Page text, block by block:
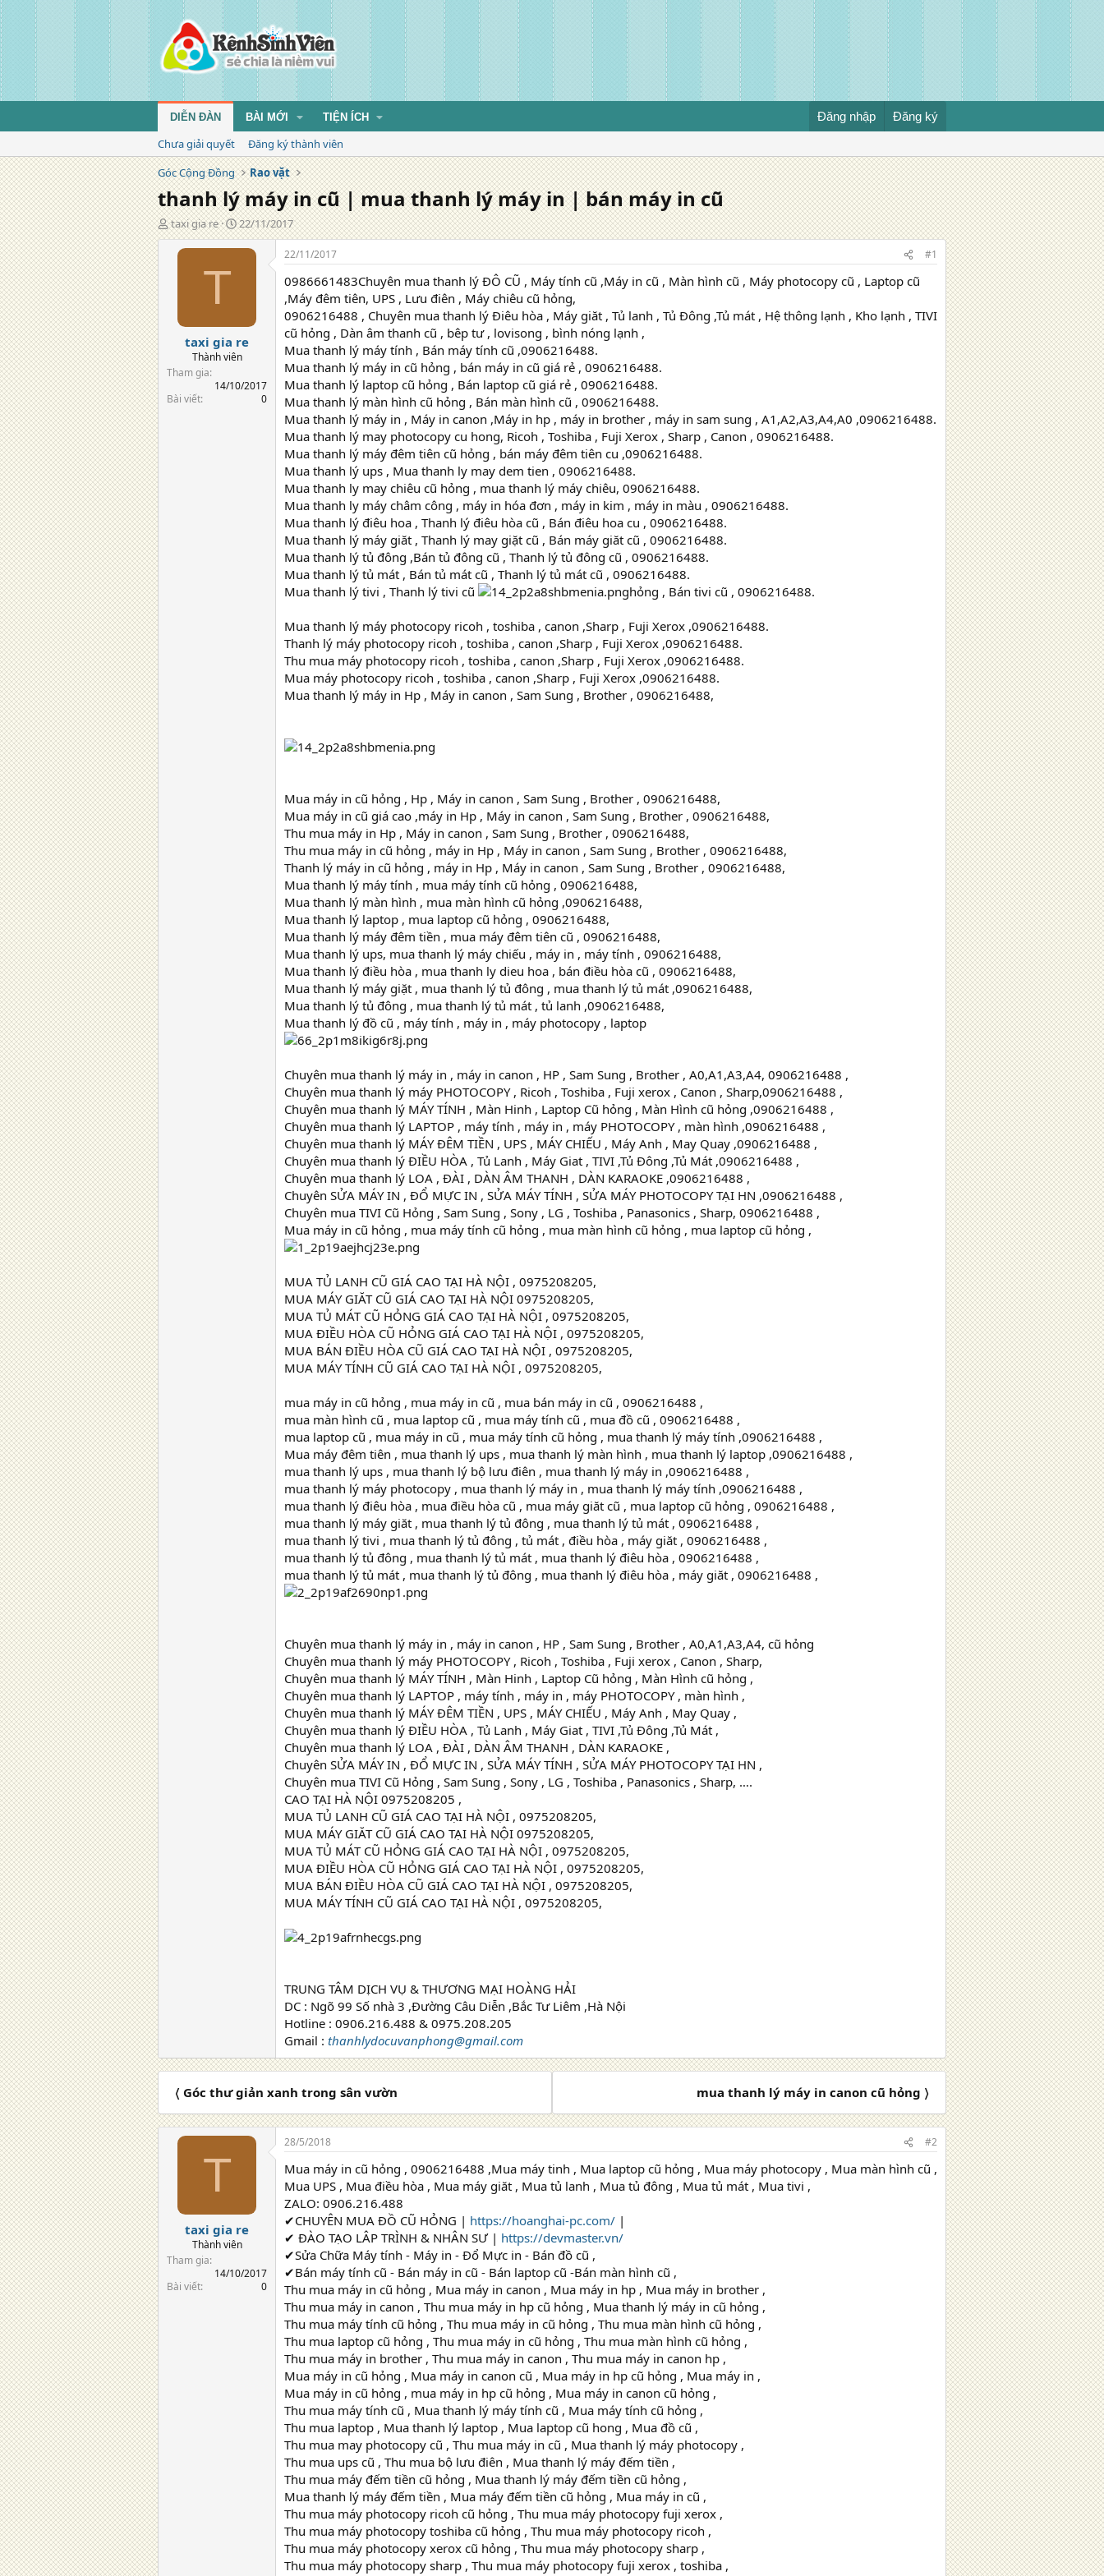
DIỄN ĐÀN BÀI MỚI TIỆN ÍCH Đăng nhập Đăng ký
Chưa giải quyết
Đăng ký thành viên
Góc Cộng Đồng
Rao vặt
thanh lý máy in cũ | mua thanh lý máy in | bán máy in cũ
T
á
taxi gia re
N
g
à
g
22/11/2017
T
taxi gia re
Thành viên
Tham gia
14/10/2017
Bài viết
0
22/11/2017 #1
0986661483Chuyên mua thanh lý ĐÔ CŨ , Máy tính cũ ,Máy in cũ , Màn hình cũ , Máy photocopy cũ , Laptop cũ
,Máy đêm tiên, UPS , Lưu điên , Máy chiêu cũ hỏng,
0906216488 , Chuyên mua thanh lý Điêu hòa , Máy giăt , Tủ lanh , Tủ Đông ,Tủ mát , Hệ thông lạnh , Kho lạnh , TIVI
cũ hỏng , Dàn âm thanh cũ , bêp tư , lovisong , bình nóng lạnh ,
Mua thanh lý máy tính , Bán máy tính cũ ,0906216488.
Mua thanh lý máy in cũ hỏng , bán máy in cũ giá rẻ , 0906216488.
Mua thanh lý laptop cũ hỏng , Bán laptop cũ giá rẻ , 0906216488.
Mua thanh lý màn hình cũ hỏng , Bán màn hình cũ , 0906216488.
Mua thanh lý máy in , Máy in canon ,Máy in hp , máy in brother , máy in sam sung , A1,A2,A3,A4,A0 ,0906216488.
Mua thanh lý may photocopy cu hong, Ricoh , Toshiba , Fuji Xerox , Sharp , Canon , 0906216488.
Mua thanh lý máy đêm tiên cũ hỏng , bán máy đêm tiên cu ,0906216488.
Mua thanh lý ups , Mua thanh ly may dem tien , 0906216488.
Mua thanh ly may chiêu cũ hỏng , mua thanh lý máy chiêu, 0906216488.
Mua thanh ly máy châm công , máy in hóa đơn , máy in kim , máy in màu , 0906216488.
Mua thanh lý điêu hoa , Thanh lý điêu hòa cũ , Bán điêu hoa cu , 0906216488.
Mua thanh lý máy giăt , Thanh lý may giặt cũ , Bán máy giăt cũ , 0906216488.
Mua thanh lý tủ đông ,Bán tủ đông cũ , Thanh lý tủ đông cũ , 0906216488.
Mua thanh lý tủ mát , Bán tủ mát cũ , Thanh lý tủ mát cũ , 0906216488.
Mua thanh lý tivi , Thanh lý tivi cũ
hỏng , Bán tivi cũ , 0906216488.
Mua thanh lý máy photocopy ricoh , toshiba , canon ,Sharp , Fuji Xerox ,0906216488.
Thanh lý máy photocopy ricoh , toshiba , canon ,Sharp , Fuji Xerox ,0906216488.
Thu mua máy photocopy ricoh , toshiba , canon ,Sharp , Fuji Xerox ,0906216488.
Mua máy photocopy ricoh , toshiba , canon ,Sharp , Fuji Xerox ,0906216488.
Mua thanh lý máy in Hp , Máy in canon , Sam Sung , Brother , 0906216488,
Mua máy in cũ hỏng , Hp , Máy in canon , Sam Sung , Brother , 0906216488,
Mua máy in cũ giá cao ,máy in Hp , Máy in canon , Sam Sung , Brother , 0906216488,
Thu mua máy in Hp , Máy in canon , Sam Sung , Brother , 0906216488,
Thu mua máy in cũ hỏng , máy in Hp , Máy in canon , Sam Sung , Brother , 0906216488,
Thanh lý máy in cũ hỏng , máy in Hp , Máy in canon , Sam Sung , Brother , 0906216488,
Mua thanh lý máy tính , mua máy tính cũ hỏng , 0906216488,
Mua thanh lý màn hình , mua màn hình cũ hỏng ,0906216488,
Mua thanh lý laptop , mua laptop cũ hỏng , 0906216488,
Mua thanh lý máy đêm tiền , mua máy đêm tiên cũ , 0906216488,
Mua thanh lý ups, mua thanh lý máy chiếu , máy in , máy tính , 0906216488,
Mua thanh lý điều hòa , mua thanh ly dieu hoa , bán điều hòa cũ , 0906216488,
Mua thanh lý máy giặt , mua thanh lý tủ đông , mua thanh lý tủ mát ,0906216488,
Mua thanh lý tủ đông , mua thanh lý tủ mát , tủ lanh ,0906216488,
Mua thanh lý đồ cũ , máy tính , máy in , máy photocopy , laptop
Chuyên mua thanh lý máy in , máy in canon , HP , Sam Sung , Brother , A0,A1,A3,A4, 0906216488 ,
Chuyên mua thanh lý máy PHOTOCOPY , Ricoh , Toshiba , Fuji xerox , Canon , Sharp,0906216488 ,
Chuyên mua thanh lý MÁY TÍNH , Màn Hinh , Laptop Cũ hỏng , Màn Hình cũ hỏng ,0906216488 ,
Chuyên mua thanh lý LAPTOP , máy tính , máy in , máy PHOTOCOPY , màn hình ,0906216488 ,
Chuyên mua thanh lý MÁY ĐÊM TIỀN , UPS , MÁY CHIẾU , Máy Anh , May Quay ,0906216488 ,
Chuyên mua thanh lý ĐIỀU HÒA , Tủ Lanh , Máy Giat , TIVI ,Tủ Đông ,Tủ Mát ,0906216488 ,
Chuyên mua thanh lý LOA , ĐÀI , DÀN ÂM THANH , DÀN KARAOKE ,0906216488 ,
Chuyên SỬA MÁY IN , ĐỔ MỰC IN , SỬA MÁY TÍNH , SỬA MÁY PHOTOCOPY TẠI HN ,0906216488 ,
Chuyên mua TIVI Cũ Hỏng , Sam Sung , Sony , LG , Toshiba , Panasonics , Sharp, 0906216488 ,
Mua máy in cũ hỏng , mua máy tính cũ hỏng , mua màn hình cũ hỏng , mua laptop cũ hỏng ,
MUA TỦ LANH CŨ GIÁ CAO TẠI HÀ NỘI , 0975208205,
MUA MÁY GIĂT CŨ GIÁ CAO TẠI HÀ NỘI 0975208205,
MUA TỦ MÁT CŨ HỎNG GIÁ CAO TẠI HÀ NỘI , 0975208205,
MUA ĐIỀU HÒA CŨ HỎNG GIÁ CAO TẠI HÀ NỘI , 0975208205,
MUA BÁN ĐIỀU HÒA CŨ GIÁ CAO TẠI HÀ NỘI , 0975208205,
MUA MÁY TÍNH CŨ GIÁ CAO TẠI HÀ NỘI , 0975208205,
mua máy in cũ hỏng , mua máy in cũ , mua bán máy in cũ , 0906216488 ,
mua màn hình cũ , mua laptop cũ , mua máy tính cũ , mua đồ cũ , 0906216488 ,
mua laptop cũ , mua máy in cũ , mua máy tính cũ hỏng , mua thanh lý máy tính ,0906216488 ,
Mua máy đêm tiên , mua thanh lý ups , mua thanh lý màn hình , mua thanh lý laptop ,0906216488 ,
mua thanh lý ups , mua thanh lý bộ lưu điên , mua thanh lý máy in ,0906216488 ,
mua thanh lý máy photocopy , mua thanh lý máy in , mua thanh lý máy tính ,0906216488 ,
mua thanh lý điêu hòa , mua điều hòa cũ , mua máy giăt cũ , mua laptop cũ hỏng , 0906216488 ,
mua thanh lý máy giăt , mua thanh lý tủ đông , mua thanh lý tủ mát , 0906216488 ,
mua thanh lý tivi , mua thanh lý tủ đông , tủ mát , điều hòa , máy giăt , 0906216488 ,
mua thanh lý tủ đông , mua thanh lý tủ mát , mua thanh lý điêu hòa , 0906216488 ,
mua thanh lý tủ mát , mua thanh lý tủ đông , mua thanh lý điêu hòa , máy giăt , 0906216488 ,
Chuyên mua thanh lý máy in , máy in canon , HP , Sam Sung , Brother , A0,A1,A3,A4, cũ hỏng
Chuyên mua thanh lý máy PHOTOCOPY , Ricoh , Toshiba , Fuji xerox , Canon , Sharp,
Chuyên mua thanh lý MÁY TÍNH , Màn Hinh , Laptop Cũ hỏng , Màn Hình cũ hỏng ,
Chuyên mua thanh lý LAPTOP , máy tính , máy in , máy PHOTOCOPY , màn hình ,
Chuyên mua thanh lý MÁY ĐÊM TIỀN , UPS , MÁY CHIẾU , Máy Anh , May Quay ,
Chuyên mua thanh lý ĐIỀU HÒA , Tủ Lanh , Máy Giat , TIVI ,Tủ Đông ,Tủ Mát ,
Chuyên mua thanh lý LOA , ĐÀI , DÀN ÂM THANH , DÀN KARAOKE ,
Chuyên SỬA MÁY IN , ĐỔ MỰC IN , SỬA MÁY TÍNH , SỬA MÁY PHOTOCOPY TẠI HN ,
Chuyên mua TIVI Cũ Hỏng , Sam Sung , Sony , LG , Toshiba , Panasonics , Sharp, ….
CAO TẠI HÀ NỘI 0975208205 ,
MUA TỦ LANH CŨ GIÁ CAO TẠI HÀ NỘI , 0975208205,
MUA MÁY GIĂT CŨ GIÁ CAO TẠI HÀ NỘI 0975208205,
MUA TỦ MÁT CŨ HỎNG GIÁ CAO TẠI HÀ NỘI , 0975208205,
MUA ĐIỀU HÒA CŨ HỎNG GIÁ CAO TẠI HÀ NỘI , 0975208205,
MUA BÁN ĐIỀU HÒA CŨ GIÁ CAO TẠI HÀ NỘI , 0975208205,
MUA MÁY TÍNH CŨ GIÁ CAO TẠI HÀ NỘI , 0975208205,
TRUNG TÂM DỊCH VỤ & THƯƠNG MẠI HOÀNG HẢI
DC : Ngõ 99 Số nhà 3 ,Đường Câu Diễn ,Bắc Tư Liêm ,Hà Nội
Hotline : 0906.216.488 & 0975.208.205
Gmail : thanhlydocuvanphong@gmail.com
〈 Góc thư giản xanh trong sân vườn mua thanh lý máy in canon cũ hỏng 〉
T
taxi gia re
Thành viên
Tham gia
14/10/2017
Bài viết
0
28/5/2018 #2
Mua máy in cũ hỏng , 0906216488 ,Mua máy tinh , Mua laptop cũ hỏng , Mua máy photocopy , Mua màn hình cũ ,
Mua UPS , Mua điều hòa , Mua máy giăt , Mua tủ lanh , Mua tủ đông , Mua tủ mát , Mua tivi ,
ZALO: 0906.216.488
✔CHUYÊN MUA ĐỒ CŨ HỎNG | https://hoanghai-pc.com/ |
✔ ĐÀO TẠO LÂP TRÌNH & NHÂN SƯ | https://devmaster.vn/
✔Sửa Chữa Máy tính - Máy in - Đổ Mực in - Bán đồ cũ ,
✔Bán máy tính cũ - Bán máy in cũ - Bán laptop cũ -Bán màn hình cũ ,
Thu mua máy in cũ hỏng , Mua máy in canon , Mua máy in hp , Mua máy in brother ,
Thu mua máy in canon , Thu mua máy in hp cũ hỏng , Mua thanh lý máy in cũ hỏng ,
Thu mua máy tính cũ hỏng , Thu mua máy in cũ hỏng , Thu mua màn hình cũ hỏng ,
Thu mua laptop cũ hỏng , Thu mua máy in cũ hỏng , Thu mua màn hình cũ hỏng ,
Thu mua máy in brother , Thu mua máy in canon , Thu mua máy in canon hp ,
Mua máy in cũ hỏng , Mua máy in canon cũ , Mua máy in hp cũ hỏng , Mua máy in ,
Mua máy in cũ hỏng , mua máy in hp cũ hỏng , Mua máy in canon cũ hỏng ,
Thu mua máy tính cũ , Mua thanh lý máy tính cũ , Mua máy tính cũ hỏng ,
Thu mua laptop , Mua thanh lý laptop , Mua laptop cũ hong , Mua đồ cũ ,
Thu mua may photocopy cũ , Thu mua máy in cũ , Mua thanh lý máy photocopy ,
Thu mua ups cũ , Thu mua bộ lưu điên , Mua thanh lý máy đếm tiền ,
Thu mua máy đếm tiền cũ hỏng , Mua thanh lý máy đếm tiền cũ hỏng ,
Mua thanh lý máy đếm tiền , Mua máy đếm tiền cũ hỏng , Mua máy in cũ ,
Thu mua máy photocopy ricoh cũ hỏng , Thu mua máy photocopy fuji xerox ,
Thu mua máy photocopy toshiba cũ hỏng , Thu mua máy photocopy ricoh ,
Thu mua máy photocopy xerox cũ hỏng , Thu mua máy photocopy sharp ,
Thu mua máy photocopy sharp , Thu mua máy photocopy fuji xerox , toshiba ,